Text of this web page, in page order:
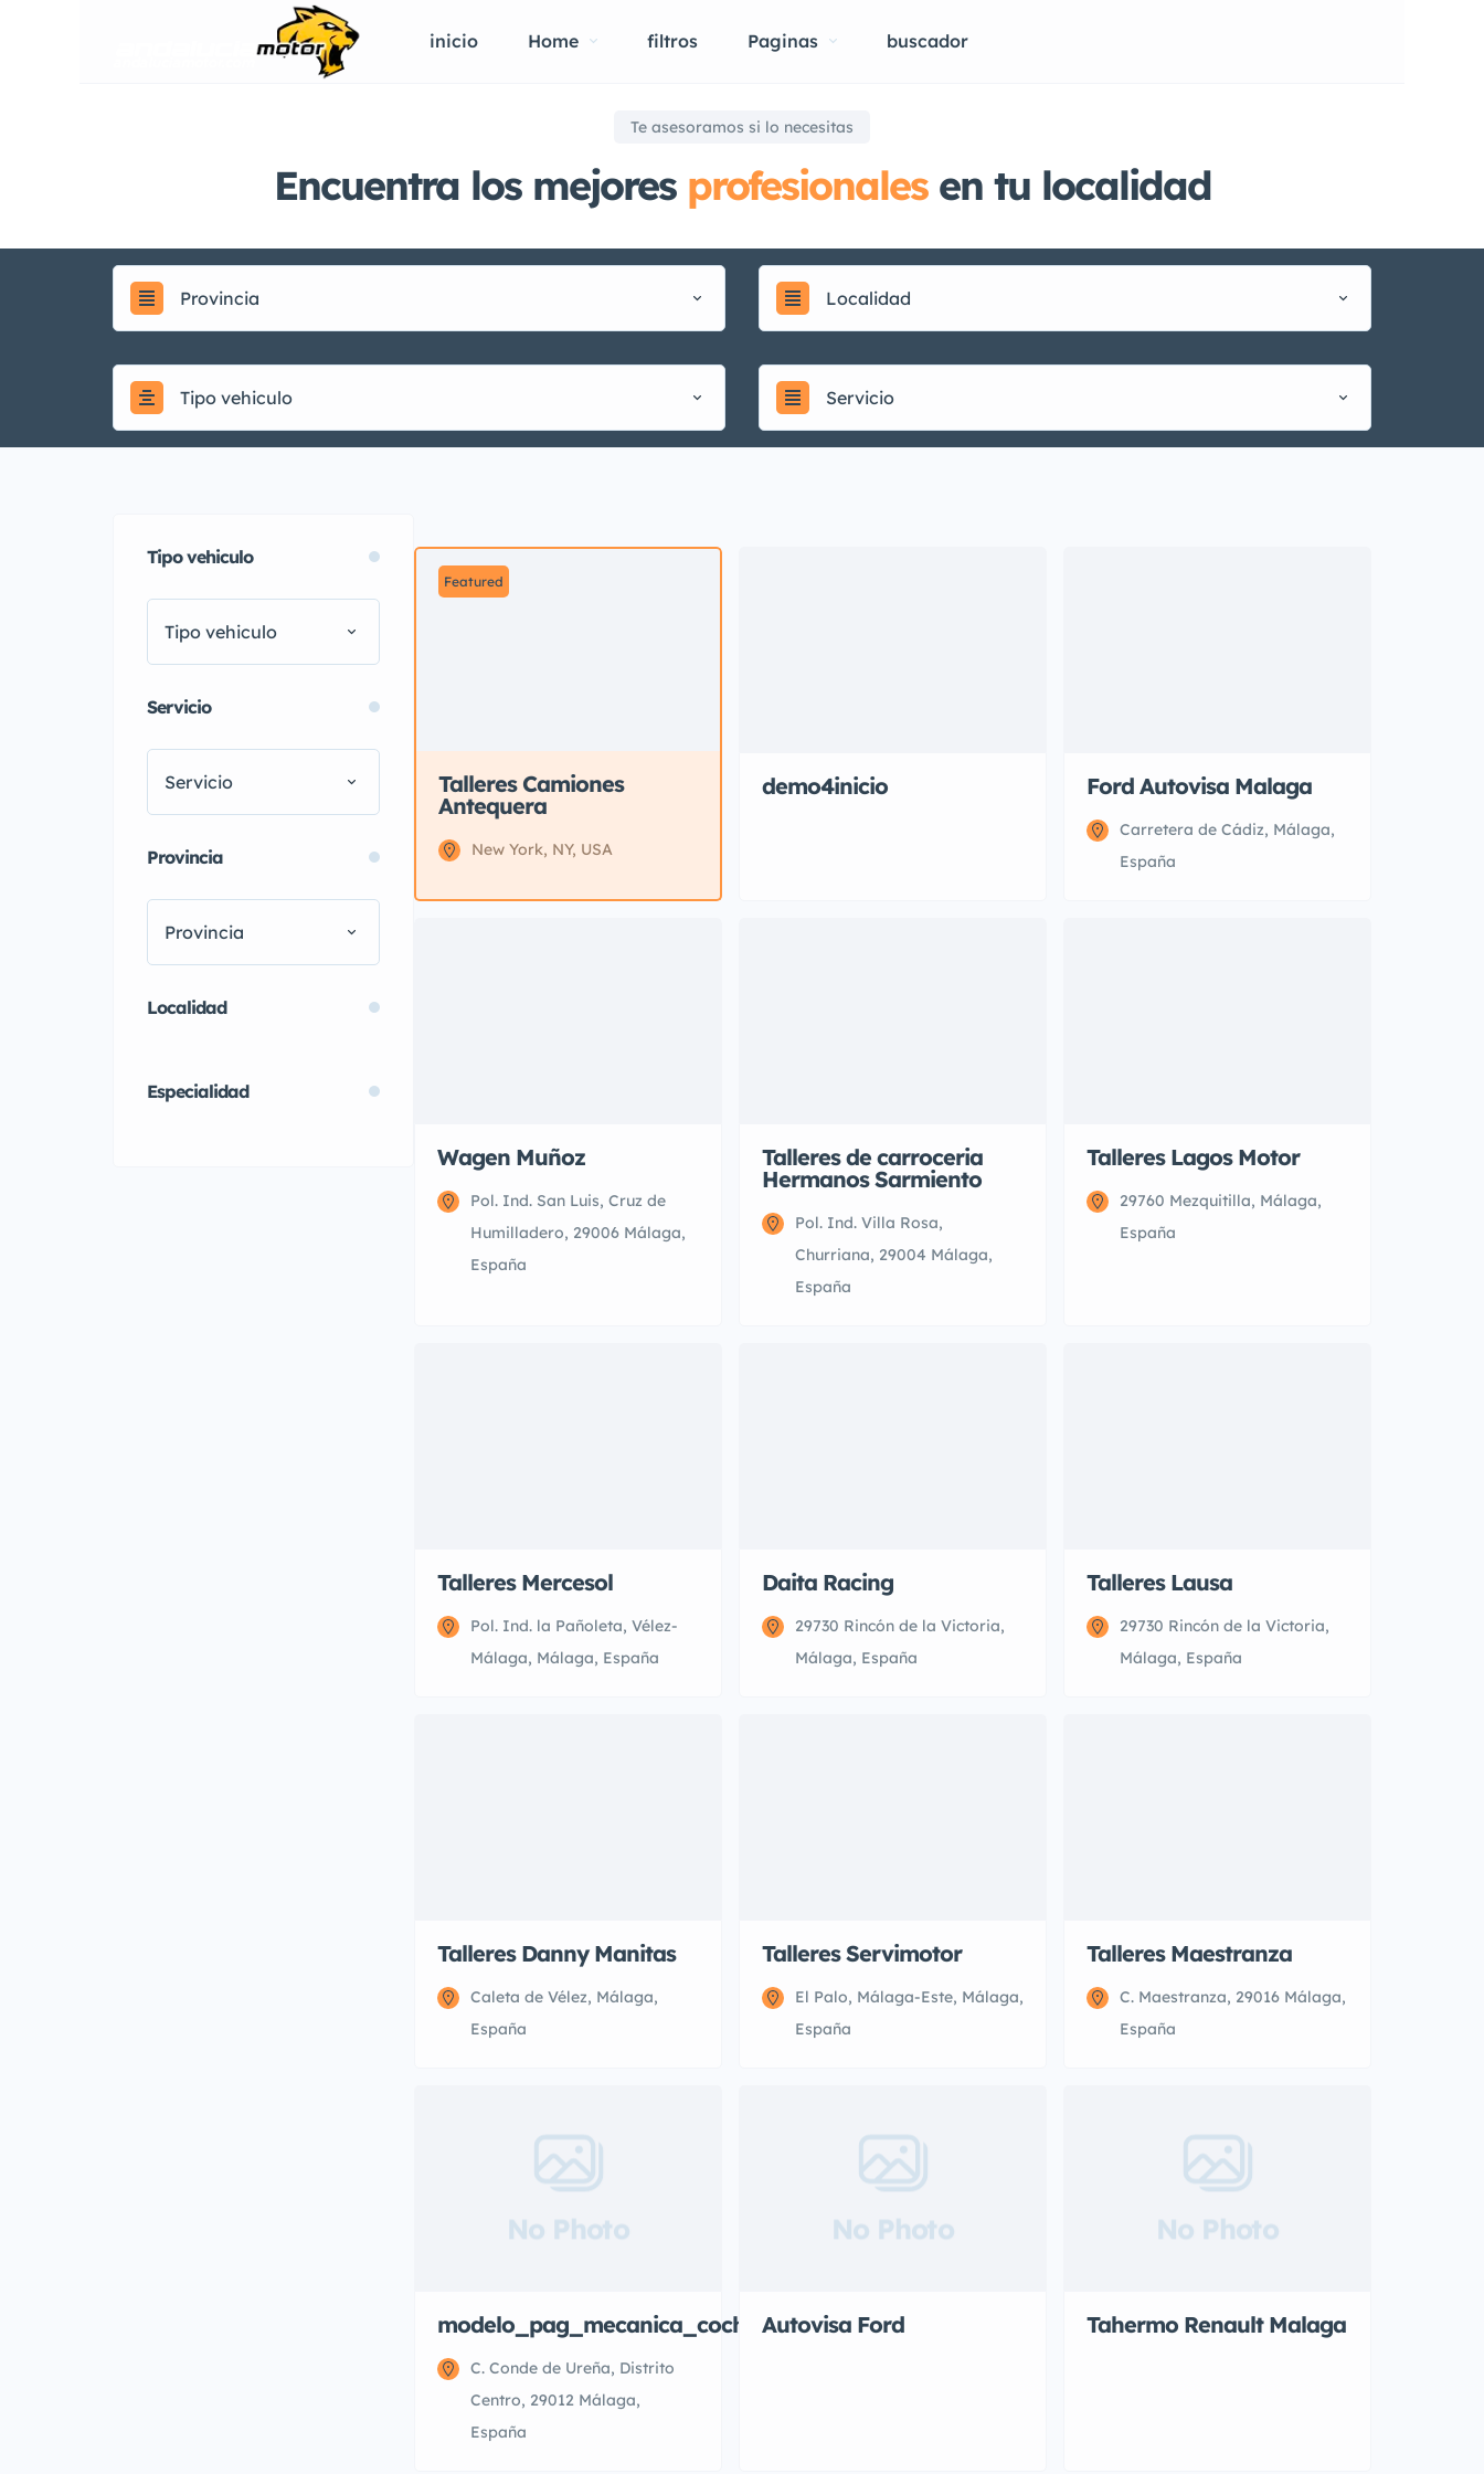
inicio Home filtros Paginas buscador
Te asesoramos si lo necesitas
Encuentra los mejoresprofesionalesen tu localidad
Provincia Localidad
Tipo vehiculo Servicio
Tipo vehiculo
Tipo vehiculo
Servicio
Servicio
Provincia
Provincia
Localidad
Especialidad
Featured
Talleres Camiones
Antequera
New York, NY, USA
demo4inicio Ford Autovisa Malaga
Carretera de Cádiz, Málaga,
España
Wagen Muñoz
Pol. Ind. San Luis, Cruz de
Humilladero, 29006 Málaga,
España
Talleres de carroceria
Hermanos Sarmiento
Pol. Ind. Villa Rosa,
Churriana, 29004 Málaga,
España
Talleres Lagos Motor
29760 Mezquitilla, Málaga,
España
Talleres Mercesol
Pol. Ind. la Pañoleta, Vélez-
Málaga, Málaga, España
Daita Racing
29730 Rincón de la Victoria,
Málaga, España
Talleres Lausa
29730 Rincón de la Victoria,
Málaga, España
Talleres Danny Manitas
Caleta de Vélez, Málaga,
España
Talleres Servimotor
El Palo, Málaga-Este, Málaga,
España
Talleres Maestranza
C. Maestranza, 29016 Málaga,
España
No Photo
modelo_pag_mecanica_coches_malaga
C. Conde de Ureña, Distrito
Centro, 29012 Málaga,
España
No Photo
Autovisa Ford
No Photo
Tahermo Renault Malaga